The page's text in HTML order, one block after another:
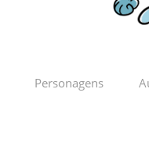
Personagens